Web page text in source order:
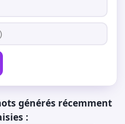
générés récemment
: